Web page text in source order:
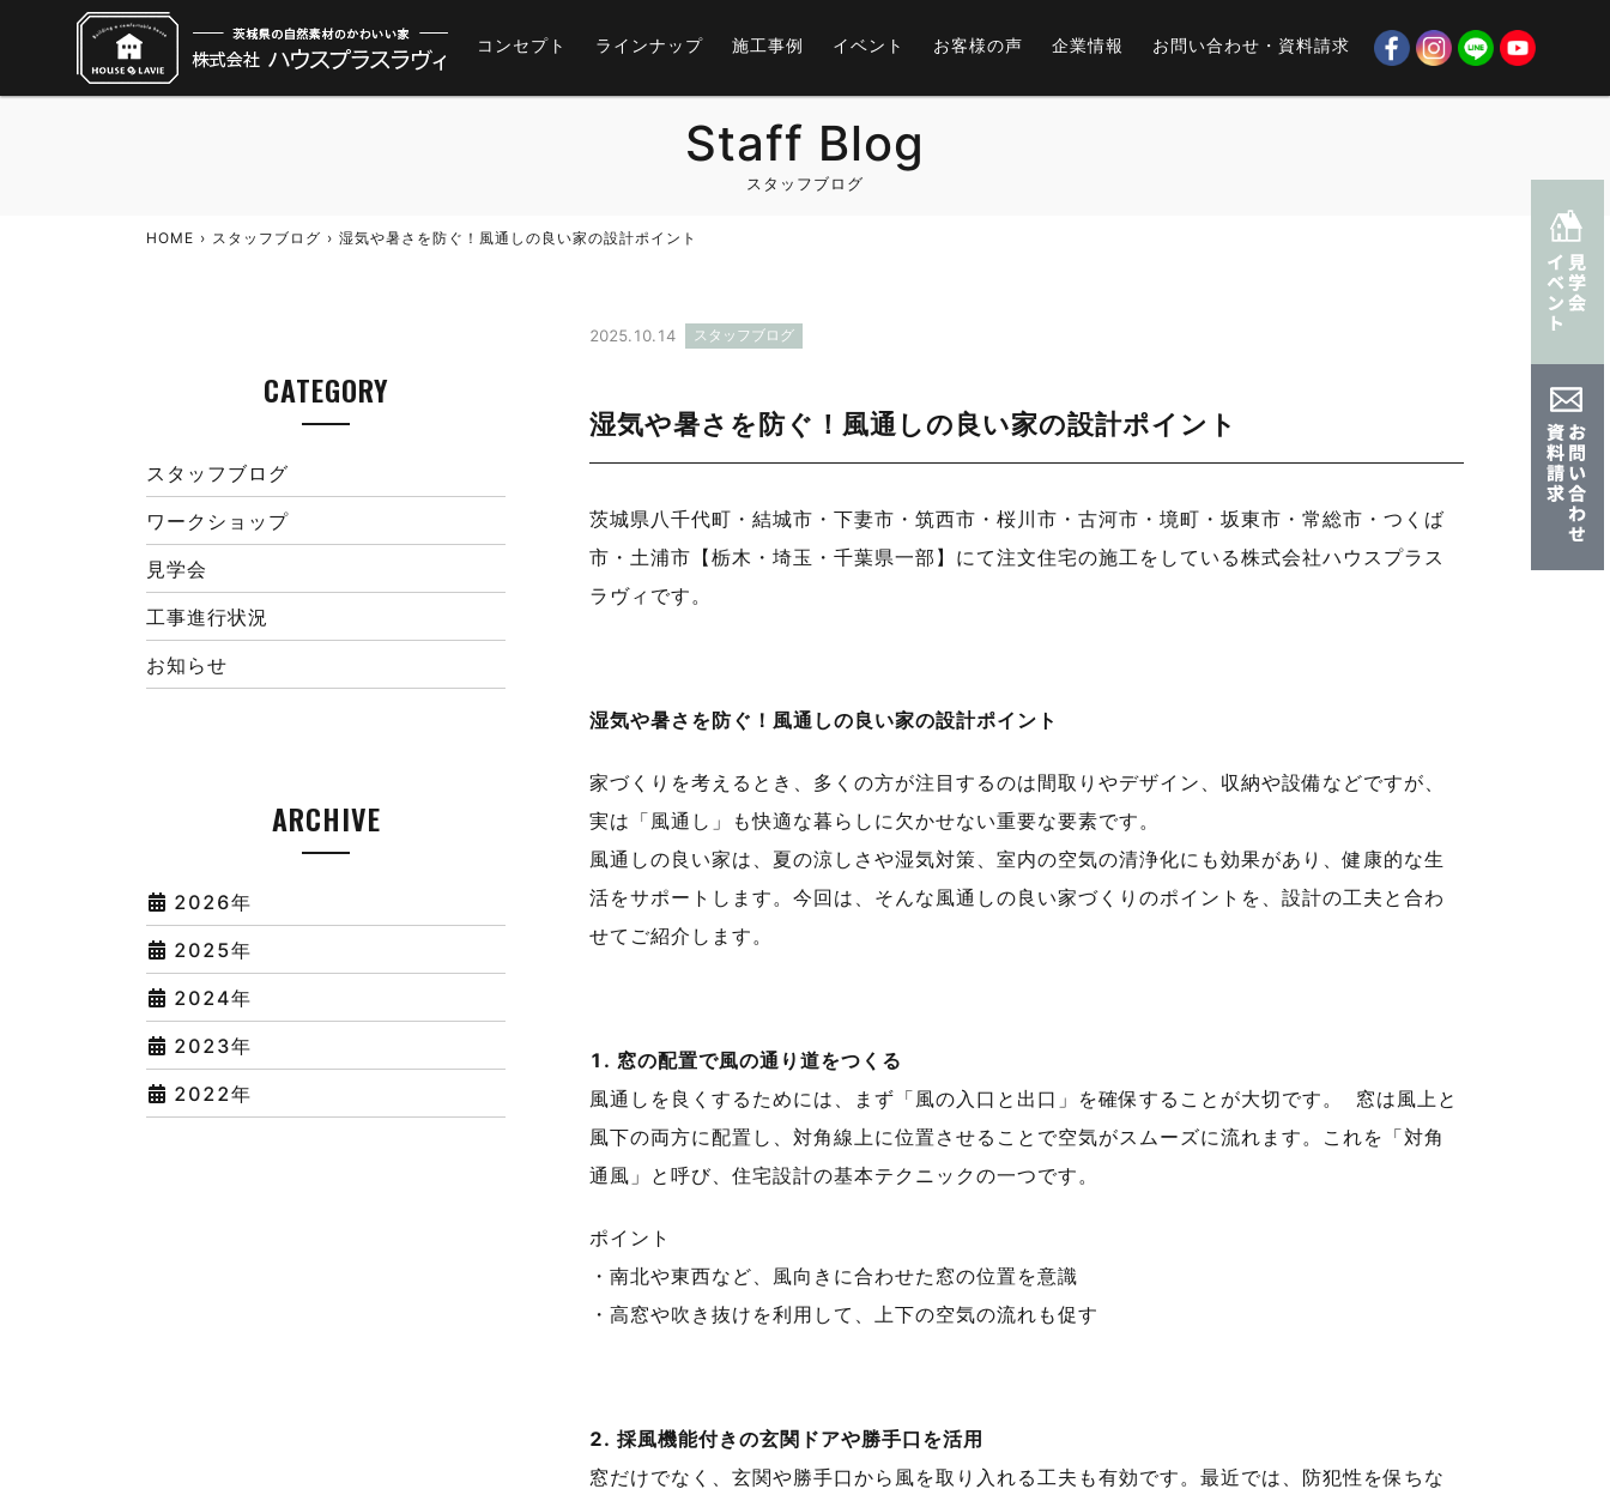
コンセプト ラインナップ 施工事例 イベント お客様の声 企業情報 お問い合わせ・資料請求
Staff Blog
スタッフブログ
HOME スタッフブログ 湿気や暑さを防ぐ！風通しの良い家の設計ポイント
2025.10.14 スタッフブログ
湿気や暑さを防ぐ！風通しの良い家の設計ポイント
茨城県八千代町・結城市・下妻市・筑西市・桜川市・古河市・境町・坂東市・常総市・つくば
市・土浦市【栃木・埼玉・千葉県一部】にて注文住宅の施工をしている株式会社ハウスプラス
ラヴィです。
湿気や暑さを防ぐ！風通しの良い家の設計ポイント
家づくりを考えるとき、多くの方が注目するのは間取りやデザイン、収納や設備などですが、
実は「風通し」も快適な暮らしに欠かせない重要な要素です。
風通しの良い家は、夏の涼しさや湿気対策、室内の空気の清浄化にも効果があり、健康的な生
活をサポートします。今回は、そんな風通しの良い家づくりのポイントを、設計の工夫と合わ
せてご紹介します。
1. 窓の配置で風の通り道をつくる
風通しを良くするためには、まず「風の入口と出口」を確保することが大切です。 窓は風上と
風下の両方に配置し、対角線上に位置させることで空気がスムーズに流れます。これを「対角
通風」と呼び、住宅設計の基本テクニックの一つです。
ポイント
・南北や東西など、風向きに合わせた窓の位置を意識
・高窓や吹き抜けを利用して、上下の空気の流れも促す
2. 採風機能付きの玄関ドアや勝手口を活用
窓だけでなく、玄関や勝手口から風を取り入れる工夫も有効です。最近では、防犯性を保ちな
CATEGORY
スタッフブログ
ワークショップ
見学会
工事進行状況
お知らせ
ARCHIVE
2026年
2025年
2024年
2023年
2022年